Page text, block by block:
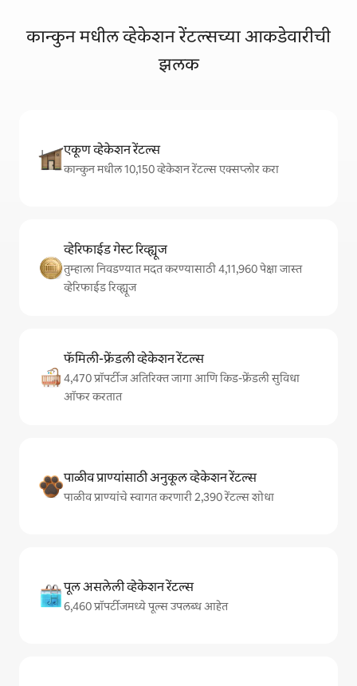
कान्कुन मधील व्हेकेशन रेंटल्सच्या आकडेवारीची
झलक
एकूण व्हेकेशन रेंटल्स
कान्कुन मधील 10,150 व्हेकेशन रेंटल्स एक्सप्लोर करा
व्हेरिफाईड गेस्ट रिव्ह्यूज
तुम्हाला निवडण्यात मदत करण्यासाठी 4,11,960 पेक्षा जास्त
व्हेरिफाईड रिव्ह्यूज
फॅमिली-फ्रेंडली व्हेकेशन रेंटल्स
4,470 प्रॉपर्टीज अतिरिक्त जागा आणि किड-फ्रेंडली सुविधा
ऑफर करतात
पाळीव प्राण्यांसाठी अनुकूल व्हेकेशन रेंटल्स
पाळीव प्राण्यांचे स्वागत करणारी 2,390 रेंटल्स शोधा
पूल असलेली व्हेकेशन रेंटल्स
6,460 प्रॉपर्टीजमध्ये पूल्स उपलब्ध आहेत